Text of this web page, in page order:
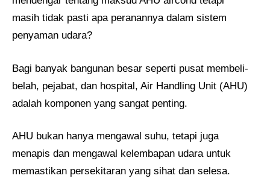
masih tidak pasti apa peranannya dalam sistem
penyaman udara?
Bagi banyak bangunan besar seperti pusat membeli-
belah, pejabat, dan hospital, Air Handling Unit (AHU)
adalah komponen yang sangat penting.
AHU bukan hanya mengawal suhu, tetapi juga
menapis dan mengawal kelembapan udara untuk
memastikan persekitaran yang sihat dan selesa.